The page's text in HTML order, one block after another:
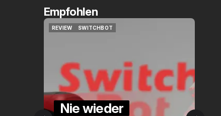
Empfohlen
REVIEW
SWITCHBOT
Nie wieder